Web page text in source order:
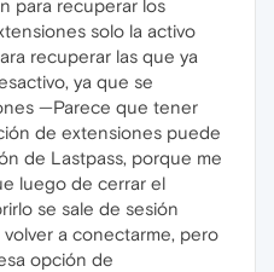
para recuperar los
solo la activo
recuperar las que ya
ya que se
—Parece que tener
de extensiones puede
de Lastpass, porque me
luego de cerrar el
se sale de sesión
a conectarme, pero
opción de